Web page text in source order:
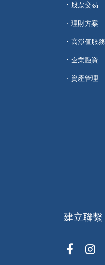
股票交易
理財方案
高淨值服務
企業融資
資產管理
建立聯繫